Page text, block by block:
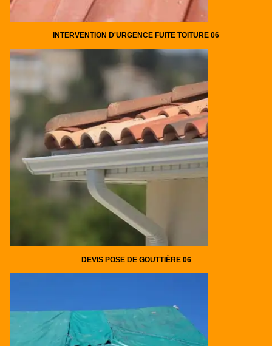
INTERVENTION D'URGENCE FUITE TOITURE 06
DEVIS POSE DE GOUTTIÈRE 06